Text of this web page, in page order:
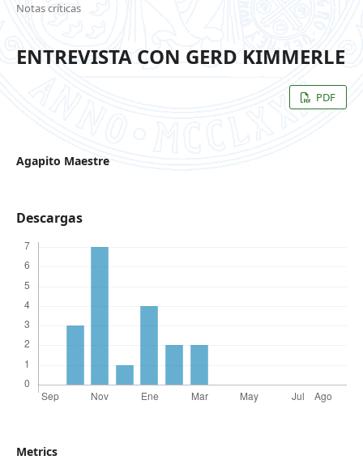
Notas críticas
ENTREVISTA CON GERD KIMMERLE
PDF
Agapito Maestre
Descargas
Metrics